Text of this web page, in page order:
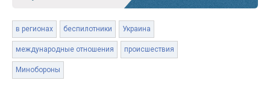
в регионах беспилотники Украина
международные отношения происшествия
Минобороны